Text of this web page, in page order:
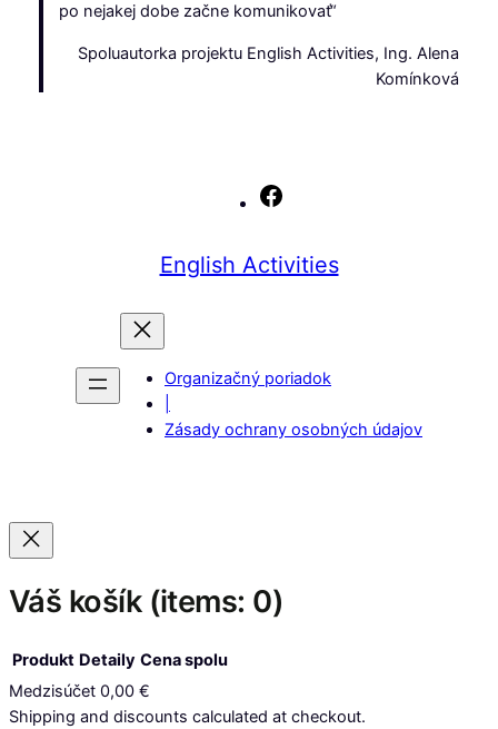
po nejakej dobe začne komunikovať“
Spoluautorka projektu English Activities, Ing. Alena
Komínková
English Activities
Organizačný poriadok
Zásady ochrany osobných údajov
Váš košík (items: 0)
Produkty
Produkt Detaily Cena spolu
Medzisúčet 0,00 €
Shipping and discounts calculated at checkout.